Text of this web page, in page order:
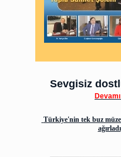
Sevgisiz
Devamı
Türkiye'nin tek buz
ağırladı